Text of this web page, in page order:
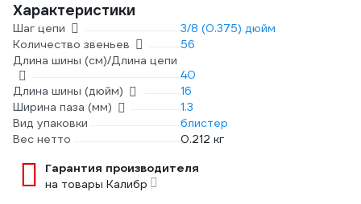
Характеристики
Шаг цепи
3/8 (0.375) дюйм
Количество звеньев
56
Длина шины (см)/Длина цепи
40
Длина шины (дюйм)
16
Ширина паза (мм)
1.3
Вид упаковки
блистер
Вес нетто
0.212 кг
Гарантия производителя
на товары Калибр